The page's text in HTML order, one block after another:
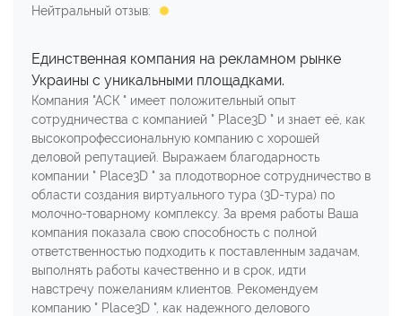
Нейтральный отзыв:
Единственная компания на рекламном рынке
Украины с уникальными площадками.
Компания "АСК " имеет положительный опыт
сотрудничества с компанией " Place3D " и знает её, как
высокопрофессиональную компанию с хорошей
деловой репутацией. Выражаем благодарность
компании " Place3D " за плодотворное сотрудничество в
области создания виртуального тура (3D-тура) по
молочно-товарному комплексу. За время работы Ваша
компания показала свою способность с полной
ответственностью подходить к поставленным задачам,
выполнять работы качественно и в срок, идти
навстречу пожеланиям клиентов. Рекомендуем
компанию " Place3D ", как надежного делового